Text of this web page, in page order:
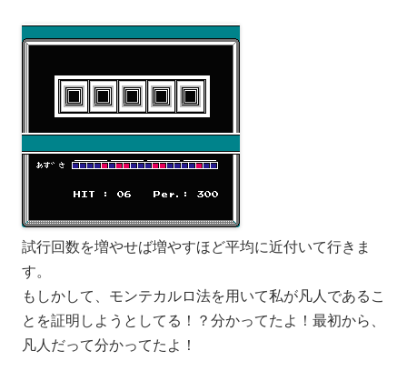
試行回数を増やせば増やすほど平均に近付いて行きま
す。
もしかして、モンテカルロ法を用いて私が凡人であるこ
とを証明しようとしてる！？分かってたよ！最初から、
凡人だって分かってたよ！